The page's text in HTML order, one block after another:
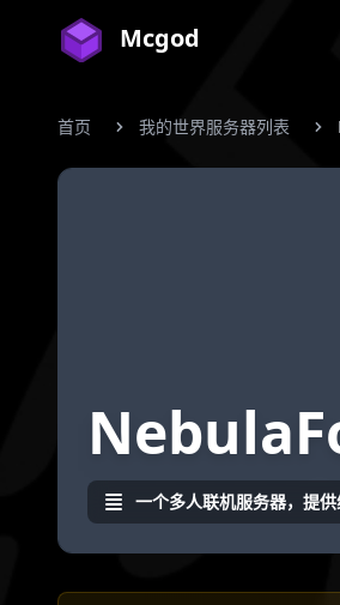
Mcgod
首页 我的世界服务器列表
一个多人联机服务器，提